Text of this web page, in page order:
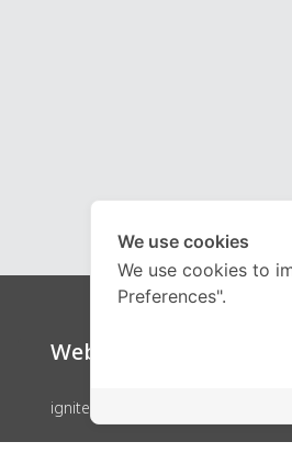
Website
ignite by OnDemand
We use cookies
We use cookies to
Preferences".